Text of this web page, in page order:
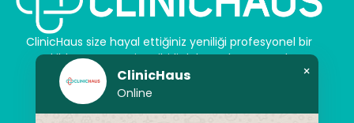
ClinicHaus size hayal ettiğiniz yeniliği profesyonel bir
şekilde sunar ve size sihirli dokunuşlar vaat eder.
Kendinize yeni bir “siz” kazandırın.
ClinicHaus
Online
×